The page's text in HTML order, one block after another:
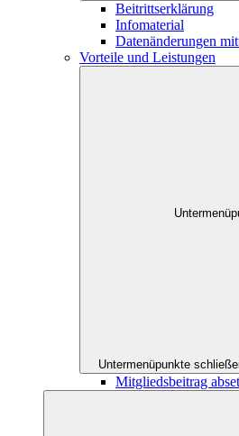
Beitrittserklärung
Infomaterial
Datenänderungen
Vorteile und Leistungen
Untermenüpunkte
Mitgliedsbeitrag